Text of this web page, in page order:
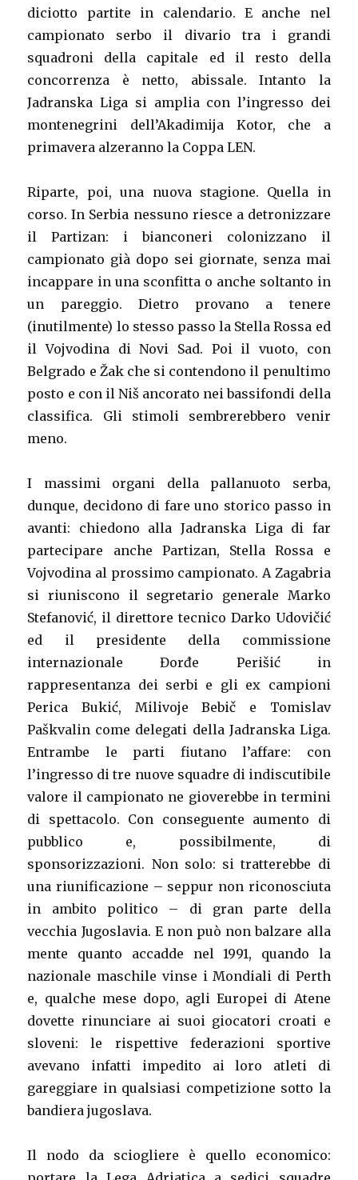
diciotto partite in calendario. E anche nel
campionato serbo il divario tra i grandi
squadroni della capitale ed il resto della
concorrenza è netto, abissale. Intanto la
Jadranska Liga si amplia con l’ingresso dei
montenegrini dell’Akadimija Kotor, che a
primavera alzeranno la Coppa LEN.
Riparte, poi, una nuova stagione. Quella in
corso. In Serbia nessuno riesce a detronizzare
il Partizan: i bianconeri colonizzano il
campionato già dopo sei giornate, senza mai
incappare in una sconfitta o anche soltanto in
un pareggio. Dietro provano a tenere
(inutilmente) lo stesso passo la Stella Rossa ed
il Vojvodina di Novi Sad. Poi il vuoto, con
Belgrado e Žak che si contendono il penultimo
posto e con il Niš ancorato nei bassifondi della
classifica. Gli stimoli sembrerebbero venir
meno.
I massimi organi della pallanuoto serba,
dunque, decidono di fare uno storico passo in
avanti: chiedono alla Jadranska Liga di far
partecipare anche Partizan, Stella Rossa e
Vojvodina al prossimo campionato. A Zagabria
si riuniscono il segretario generale Marko
Stefanović, il direttore tecnico Darko Udovičić
ed il presidente della commissione
internazionale Đorđe Perišić in
rappresentanza dei serbi e gli ex campioni
Perica Bukić, Milivoje Bebič e Tomislav
Paškvalin come delegati della Jadranska Liga.
Entrambe le parti fiutano l’affare: con
l’ingresso di tre nuove squadre di indiscutibile
valore il campionato ne gioverebbe in termini
di spettacolo. Con conseguente aumento di
pubblico e, possibilmente, di
sponsorizzazioni. Non solo: si tratterebbe di
una riunificazione – seppur non riconosciuta
in ambito politico – di gran parte della
vecchia Jugoslavia. E non può non balzare alla
mente quanto accadde nel 1991, quando la
nazionale maschile vinse i Mondiali di Perth
e, qualche mese dopo, agli Europei di Atene
dovette rinunciare ai suoi giocatori croati e
sloveni: le rispettive federazioni sportive
avevano infatti impedito ai loro atleti di
gareggiare in qualsiasi competizione sotto la
bandiera jugoslava.
Il nodo da sciogliere è quello economico: